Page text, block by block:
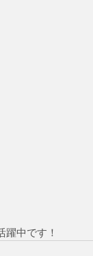
中です！